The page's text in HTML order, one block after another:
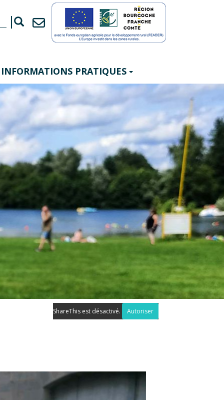
INFORMATIONS PRATIQUES
ShareThis est désactivé. Autoriser